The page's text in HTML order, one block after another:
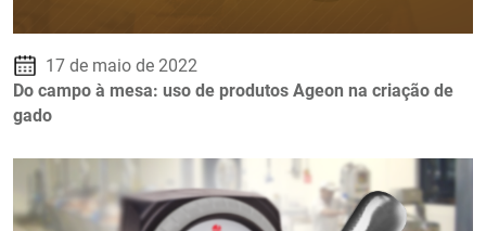
17 de maio de 2022
Do campo à mesa: uso de produtos Ageon na criação de
gado